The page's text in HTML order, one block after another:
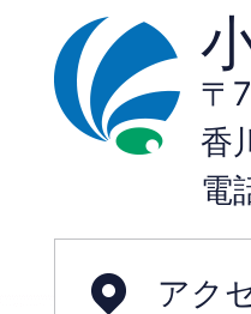
〒
香
電
アク